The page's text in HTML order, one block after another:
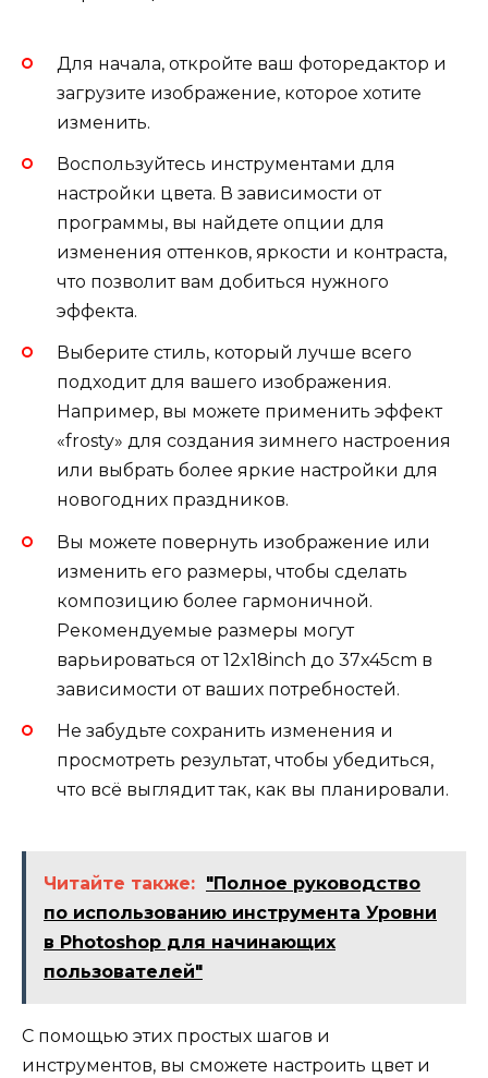
Для начала, откройте ваш фоторедактор и
загрузите изображение, которое хотите
изменить.
Воспользуйтесь инструментами для
настройки цвета. В зависимости от
программы, вы найдете опции для
изменения оттенков, яркости и контраста,
что позволит вам добиться нужного
эффекта.
Выберите стиль, который лучше всего
подходит для вашего изображения.
Например, вы можете применить эффект
«frosty» для создания зимнего настроения
или выбрать более яркие настройки для
новогодних праздников.
Вы можете повернуть изображение или
изменить его размеры, чтобы сделать
композицию более гармоничной.
Рекомендуемые размеры могут
варьироваться от 12x18inch до 37x45cm в
зависимости от ваших потребностей.
Не забудьте сохранить изменения и
просмотреть результат, чтобы убедиться,
что всё выглядит так, как вы планировали.
Читайте также: "Полное руководство
по использованию инструмента Уровни
в Photoshop для начинающих
пользователей"
С помощью этих простых шагов и
инструментов, вы сможете настроить цвет и